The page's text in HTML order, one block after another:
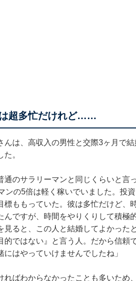
超多忙だけれど……
んは、高収入の男性と交際3ヶ月で
。
通のサラリーマンと同じくらいと
ンの5倍は軽く稼いでいました。投
標ももっていた。彼は多忙だけど、
んですが、時間をやりくりして積
見ると、この人と結婚してよかった
的ではない』と言う人。だから信
にはやっていけませんでしたね」
ればわからなかったことも多いため